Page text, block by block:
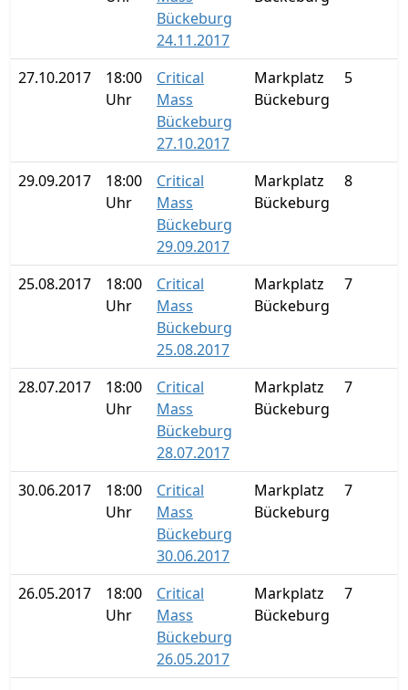
Bückeburg
24.11.2017
27.10.2017
18:00
Uhr
Critical
Mass
Bückeburg
27.10.2017
Markplatz
Bückeburg
5
29.09.2017
18:00
Uhr
Critical
Mass
Bückeburg
29.09.2017
Markplatz
Bückeburg
8
25.08.2017
18:00
Uhr
Critical
Mass
Bückeburg
25.08.2017
Markplatz
Bückeburg
7
28.07.2017
18:00
Uhr
Critical
Mass
Bückeburg
28.07.2017
Markplatz
Bückeburg
7
30.06.2017
18:00
Uhr
Critical
Mass
Bückeburg
30.06.2017
Markplatz
Bückeburg
7
26.05.2017
18:00
Uhr
Critical
Mass
Bückeburg
26.05.2017
Markplatz
Bückeburg
7